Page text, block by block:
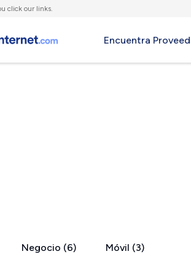
click our links.
Encuentra
Negocio (6) Móvil (3)